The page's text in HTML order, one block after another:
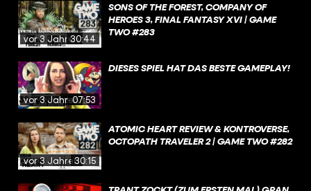
vor 3 Jahren30:44
SONS OF THE FOREST, COMPANY OF
HEROES 3, FINAL FANTASY XVI | GAME
TWO #283
vor 3 Jahren07:53
DIESES SPIEL HAT DAS BESTE GAMEPLAY!
vor 3 Jahren30:15
ATOMIC HEART REVIEW & KONTROVERSE,
OCTOPATH TRAVELER 2 | GAME TWO #282